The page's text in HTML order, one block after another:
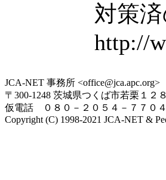
対策
http://
JCA-NET 事務所 <office@jca.apc.org>
〒300-1248 茨城県つくば市若栗１
仮電話 ０８０－２０５４－７７０４
Copyright (C) 1998-2021 JCA-NET &